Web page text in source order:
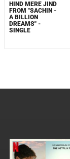
HIND MERE JIND
FROM "SACHIN -
A BILLION
DREAMS" -
SINGLE